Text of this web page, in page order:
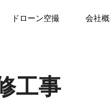
ドローン空撮 会社
工事